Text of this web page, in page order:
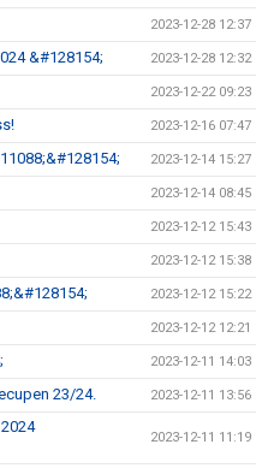
2023-12-28 12:37
&#128154; 2023-12-28 12:32
2023-12-22 09:23
2023-12-16 07:47
2023-12-14 15:27
2023-12-14 08:45
2023-12-12 15:43
2023-12-12 15:38
2023-12-12 15:22
2023-12-12 12:21
2023-12-11 14:03
23/24. 2023-12-11 13:56
2023-12-11 11:19